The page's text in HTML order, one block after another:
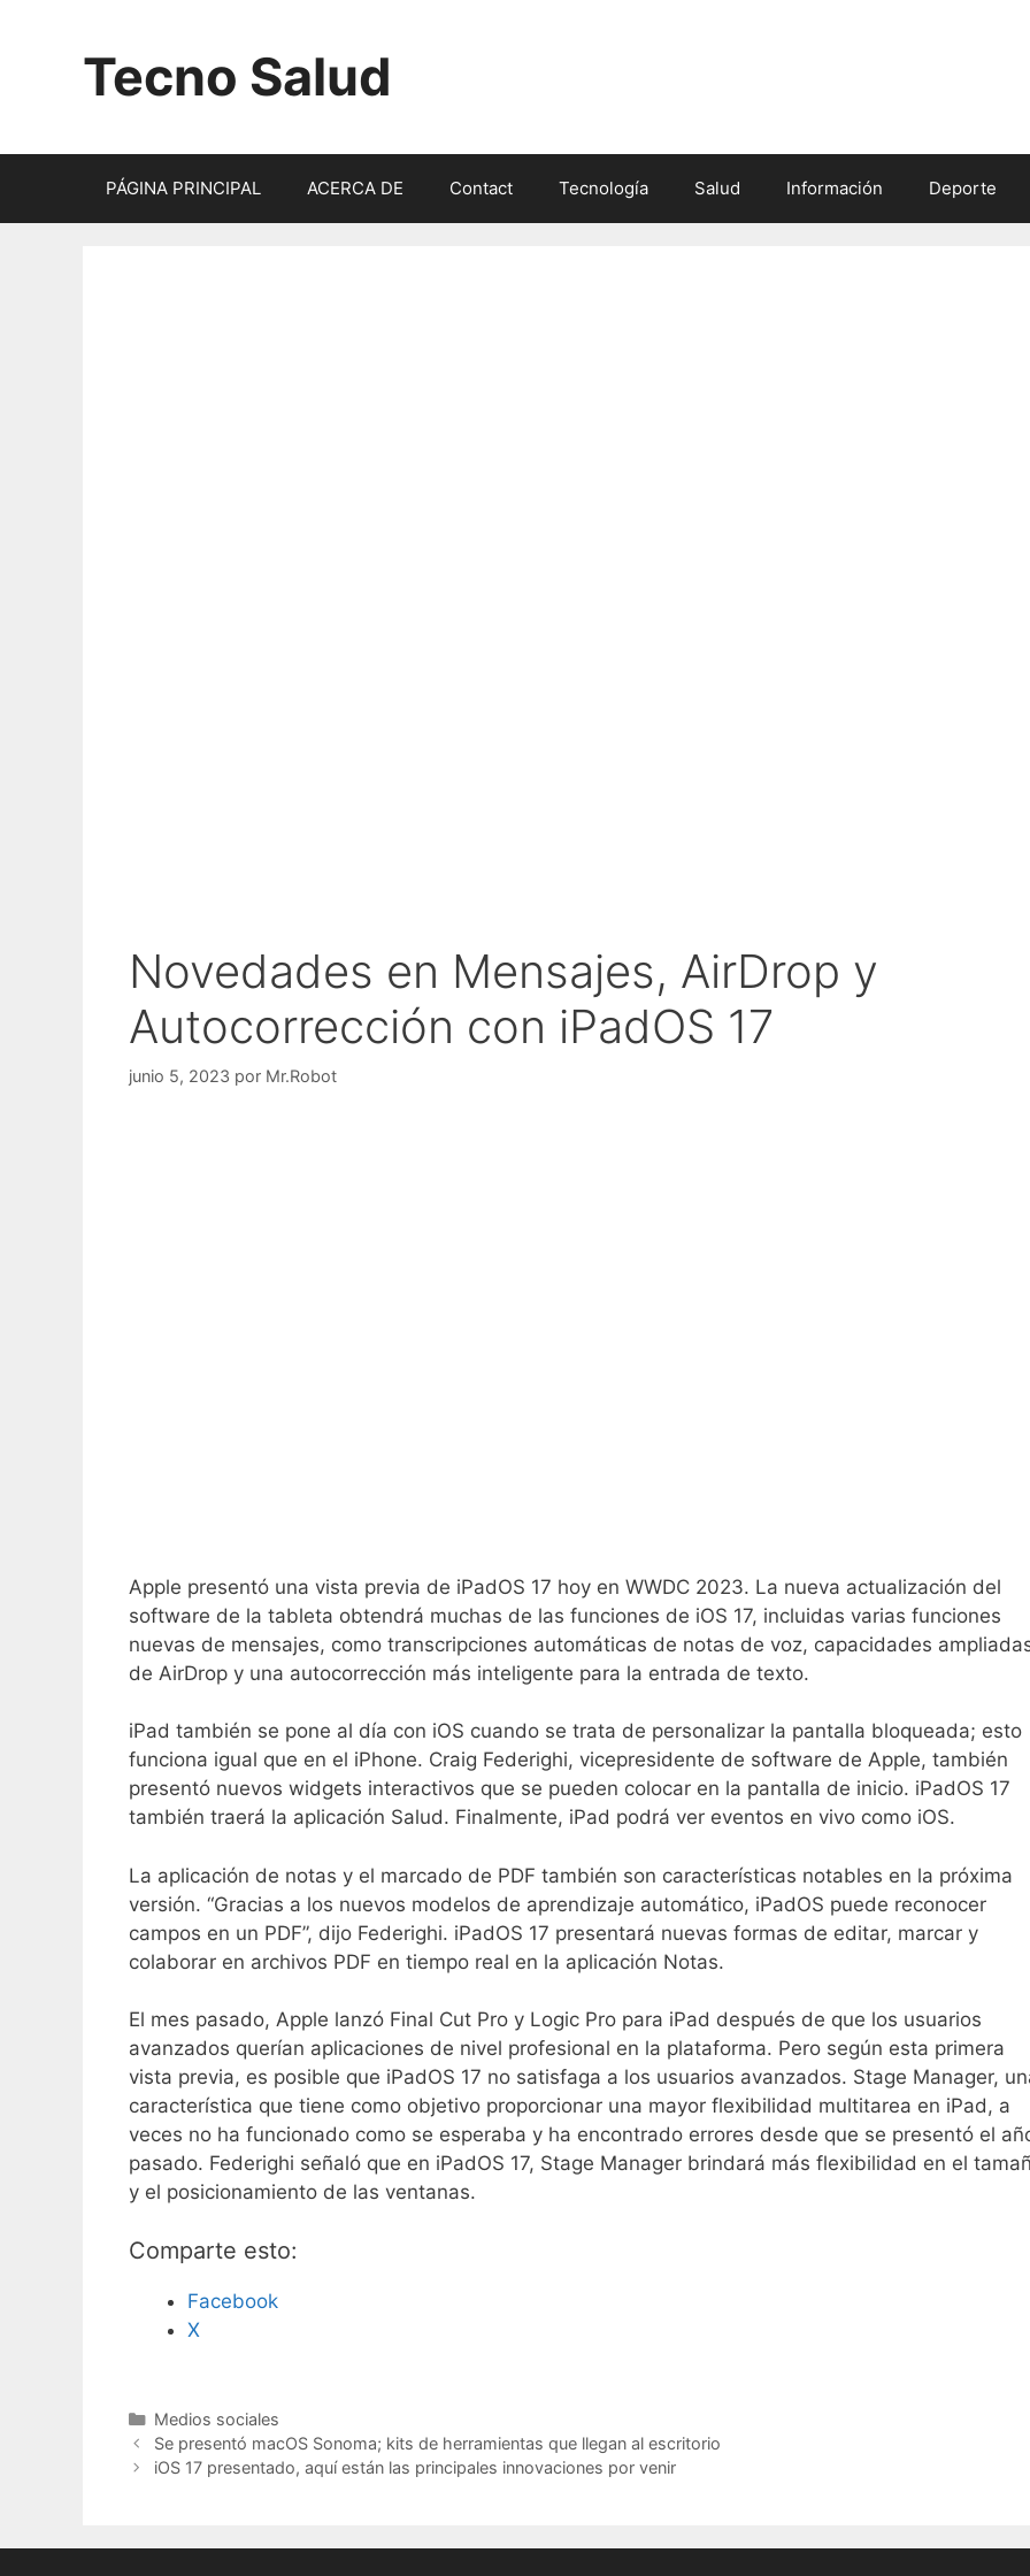
contenidoTecno Salud
PÁGINA PRINCIPAL ACERCA DE Contact Tecnología Salud Información Deporte
Novedades en Mensajes, AirDrop y
Autocorrección con iPadOS 17
junio 5, 2023 por Mr.Robot
Apple presentó una vista previa de iPadOS 17 hoy en WWDC 2023. La nueva actualización del
software de la tableta obtendrá muchas de las funciones de iOS 17, incluidas varias funciones
nuevas de mensajes, como transcripciones automáticas de notas de voz, capacidades
de AirDrop y una autocorrección más inteligente para la entrada de texto.
iPad también se pone al día con iOS cuando se trata de personalizar la pantalla bloqueada; esto
funciona igual que en el iPhone. Craig Federighi, vicepresidente de software de Apple, también
presentó nuevos widgets interactivos que se pueden colocar en la pantalla de inicio. iPadOS 17
también traerá la aplicación Salud. Finalmente, iPad podrá ver eventos en vivo como iOS.
La aplicación de notas y el marcado de PDF también son características notables en la próxima
versión. “Gracias a los nuevos modelos de aprendizaje automático, iPadOS puede reconocer
campos en un PDF”, dijo Federighi. iPadOS 17 presentará nuevas formas de editar, marcar y
colaborar en archivos PDF en tiempo real en la aplicación Notas.
El mes pasado, Apple lanzó Final Cut Pro y Logic Pro para iPad después de que los usuarios
avanzados querían aplicaciones de nivel profesional en la plataforma. Pero según esta primera
vista previa, es posible que iPadOS 17 no satisfaga a los usuarios avanzados. Stage Manager,
característica que tiene como objetivo proporcionar una mayor flexibilidad multitarea en iPad, a
veces no ha funcionado como se esperaba y ha encontrado errores desde que se presentó el
pasado. Federighi señaló que en iPadOS 17, Stage Manager brindará más flexibilidad en el
y el posicionamiento de las ventanas.
Comparte esto:
Facebook
X
C
a
t
Medios sociales
Se presentó macOS Sonoma; kits de herramientas que llegan al escritorio
iOS 17 presentado, aquí están las principales innovaciones por venir